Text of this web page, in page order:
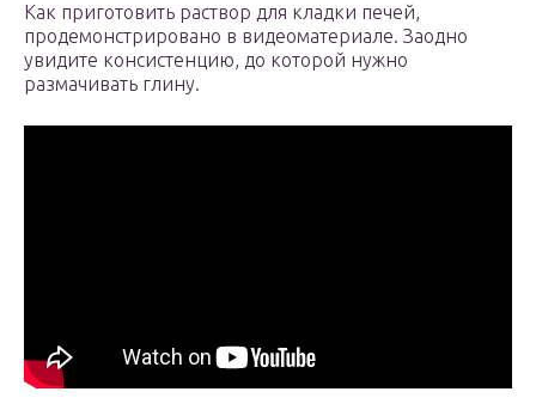
Как приготовить раствор для кладки печей,
продемонстрировано в видеоматериале. Заодно
увидите консистенцию, до которой нужно
размачивать глину.